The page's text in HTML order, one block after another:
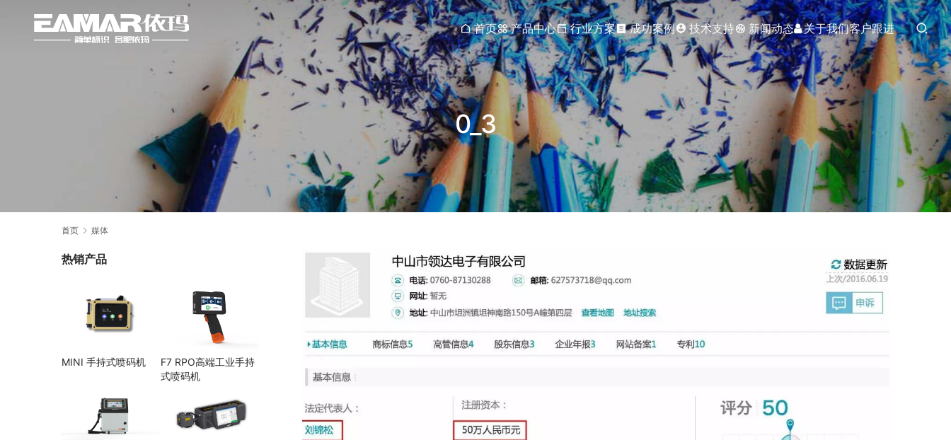
首页 产品中心 行业方案 成功案例 技术支持 新闻动态 关于我们客户跟进
0_3
首页 媒体
热销产品
MINI 手持式喷码机
F7 RPO高端工业手持
式喷码机